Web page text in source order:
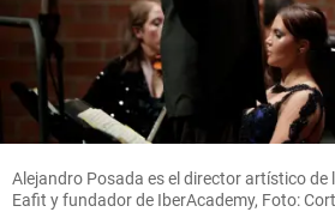
Alejandro Posada es el director artístico de
Eafit y fundador de IberAcademy, Foto: